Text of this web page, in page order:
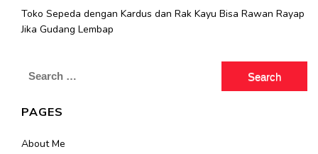
Toko Sepeda dengan Kardus dan Rak Kayu Bisa Rawan Rayap
Jika Gudang Lembap
Search
PAGES
About Me